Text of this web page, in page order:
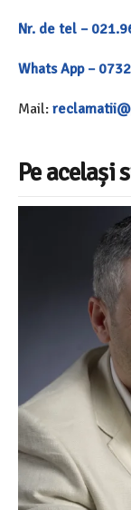
Nr. de tel –
Whats App –
Mail:
Pe același